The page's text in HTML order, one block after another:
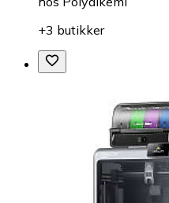
+3 butikker